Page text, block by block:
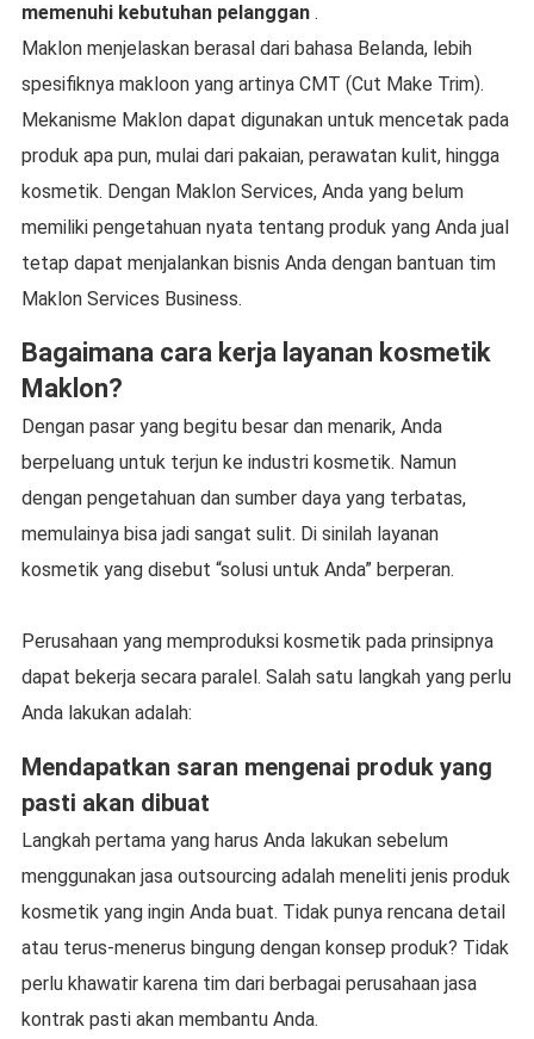
memenuhi kebutuhan pelanggan.
Maklon menjelaskan berasal dari bahasa Belanda, lebih
spesifiknya makloon yang artinya CMT (Cut Make Trim).
Mekanisme Maklon dapat digunakan untuk mencetak pada
produk apa pun, mulai dari pakaian, perawatan kulit, hingga
kosmetik. Dengan Maklon Services, Anda yang belum
memiliki pengetahuan nyata tentang produk yang Anda jual
tetap dapat menjalankan bisnis Anda dengan bantuan tim
Maklon Services Business.
Bagaimana cara kerja layanan kosmetik
Maklon?
Dengan pasar yang begitu besar dan menarik, Anda
berpeluang untuk terjun ke industri kosmetik. Namun
dengan pengetahuan dan sumber daya yang terbatas,
memulainya bisa jadi sangat sulit. Di sinilah layanan
kosmetik yang disebut “solusi untuk Anda” berperan.
Perusahaan yang memproduksi kosmetik pada prinsipnya
dapat bekerja secara paralel. Salah satu langkah yang perlu
Anda lakukan adalah:
Mendapatkan saran mengenai produk yang
pasti akan dibuat
Langkah pertama yang harus Anda lakukan sebelum
menggunakan jasa outsourcing adalah meneliti jenis produk
kosmetik yang ingin Anda buat. Tidak punya rencana detail
atau terus-menerus bingung dengan konsep produk? Tidak
perlu khawatir karena tim dari berbagai perusahaan jasa
kontrak pasti akan membantu Anda.